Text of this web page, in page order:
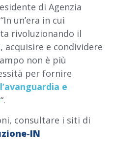
di Agenzia
un’era in cui
rivoluzionando il
e condividere
non è più
per fornire
e
“.
consultare i siti di
IN